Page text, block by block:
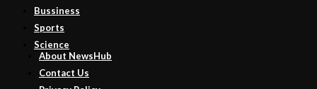
Bussiness
Sports
Science
About NewsHub
Contact Us